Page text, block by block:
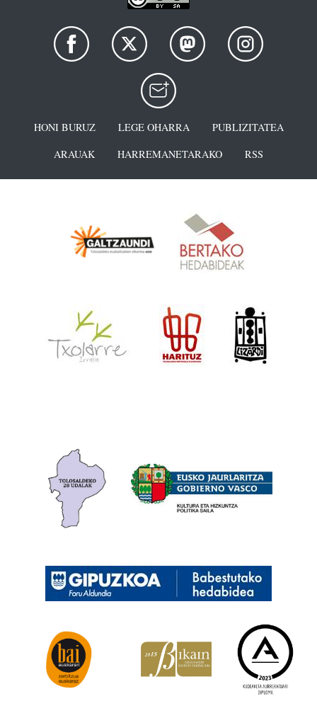
HONI BURUZ LEGE OHARRA
PUBLIZITATEA
ARAUAK
HARREMANETARAKO RSS